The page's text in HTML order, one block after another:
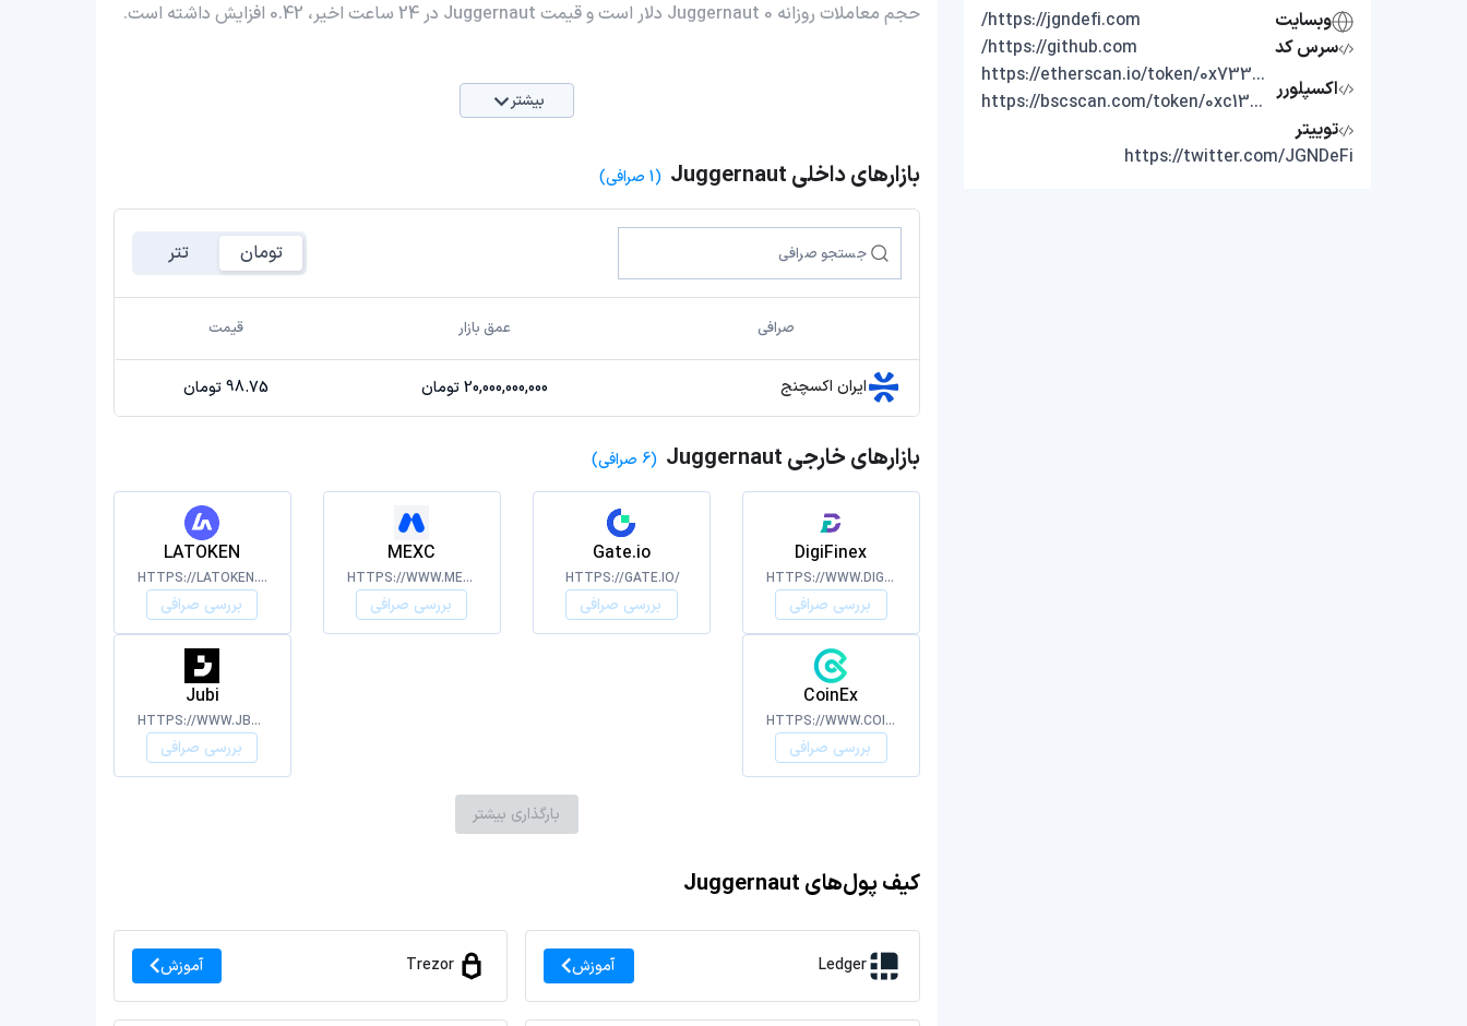
وبسایت
https://jgndefi.com/
سرس کد
https://github.com/
اکسپلورر
https://etherscan.io/token/0x73374ea518de7addd4c2b624c0e8b113955ee041
https://bscscan.com/token/0xc13b7a43223bb9bf4b69bd68ab20ca1b79d81c75
توییتر
https://twitter.com/JGNDeFi
حجم معاملات روزانه Juggernaut 0 دلار است و قیمت Juggernaut در 24 ساعت اخیر، 0.42 افزایش داشته است.
بیشتر
بازارهای داخلی Juggernaut (1 صرافی)
تومان تتر
صرافی عمق بازار قیمت
ایران اکسچنج 20,000,000,000 تومان 98.75 تومان
بازارهای خارجی Juggernaut (6 صرافی)
DigiFinex
HTTPS://WWW.DIGIFINEX.COM/
بررسی صرافی
Gate.io
HTTPS://GATE.IO/
بررسی صرافی
MEXC
HTTPS://WWW.MEXC.COM/
بررسی صرافی
LATOKEN
HTTPS://LATOKEN.COM/
بررسی صرافی
CoinEx
HTTPS://WWW.COINEX.COM/
بررسی صرافی
Jubi
HTTPS://WWW.JBEX.COM/EXCHANGE
بررسی صرافی
بارگذاری بیشتر
کیف پول‌های Juggernaut
Ledger آموزش Trezor آموزش